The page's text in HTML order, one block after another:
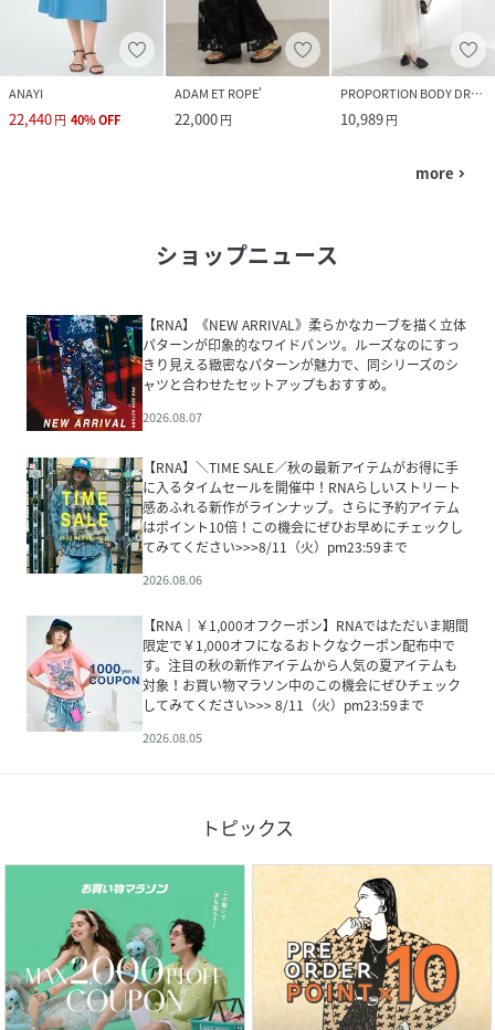
ANAYI
22,440円 40%OFF
ADAM ET ROPE'
22,000円
PROPORTION BODY DRESSING
10,989円
more navigate_next
ショップニュース
【RNA】《NEW ARRIVAL》柔らかなカーブを描く立体
パターンが印象的なワイドパンツ。ルーズなのにすっ
きり見える緻密なパターンが魅力で、同シリーズのシ
ャツと合わせたセットアップもおすすめ。
2026.08.07
【RNA】＼TIME SALE／秋の最新アイテムがお得に手
に入るタイムセールを開催中！RNAらしいストリート
感あふれる新作がラインナップ。さらに予約アイテム
はポイント10倍！この機会にぜひお早めにチェックし
てみてください>>>8/11（火）pm23:59まで
2026.08.06
【RNA｜￥1,000オフクーポン】RNAではただいま期間
限定で￥1,000オフになるおトクなクーポン配布中で
す。注目の秋の新作アイテムから人気の夏アイテムも
対象！お買い物マラソン中のこの機会にぜひチェック
してみてください>>> 8/11（火）pm23:59まで
2026.08.05
トピックス